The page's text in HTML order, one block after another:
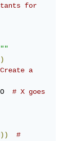
for
)
a
O # X goes
))
#